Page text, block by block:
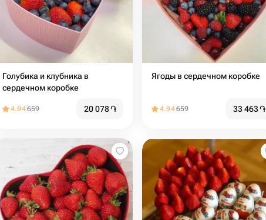
Голубика и клубника в
сердечном коробке
4.94659 20 078֏
Ягоды в сердечном коробке
4.94659 33 463֏